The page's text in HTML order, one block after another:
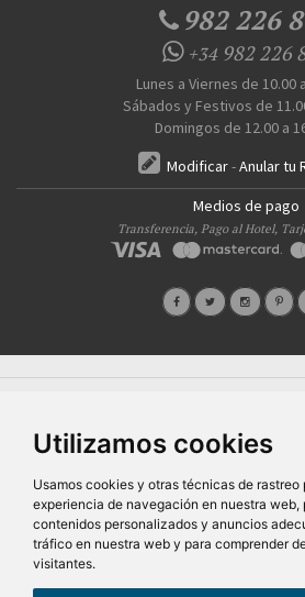
Utilizamos cookies
Usamos cookies y otras técnicas de rastreo
experiencia de navegación en nuestra web,
contenidos personalizados y anuncios
tráfico en nuestra web y para comprender
visitantes.
982 226
+34982 226
Lunes a Viernes de 10.00
Sábados y Festivos de
Domingos de 12.00 a
Modificar-Anular tu
Medios de pago
Transferencia, Pago al Hotel,
SG Entornos Turísticos S.L. Av. Vila Verde Cidade de
Todos los derechos